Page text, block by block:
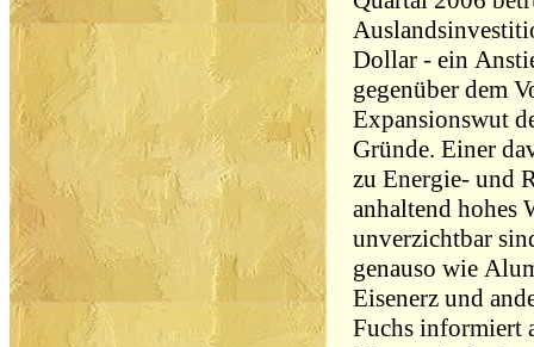
Dollar - ein
gegenüber dem
Expansionswut
Gründe. Einer
zu Energie- und
anhaltend hohes
unverzichtbar
genauso wie
Eisenerz und
Fuchs informiert